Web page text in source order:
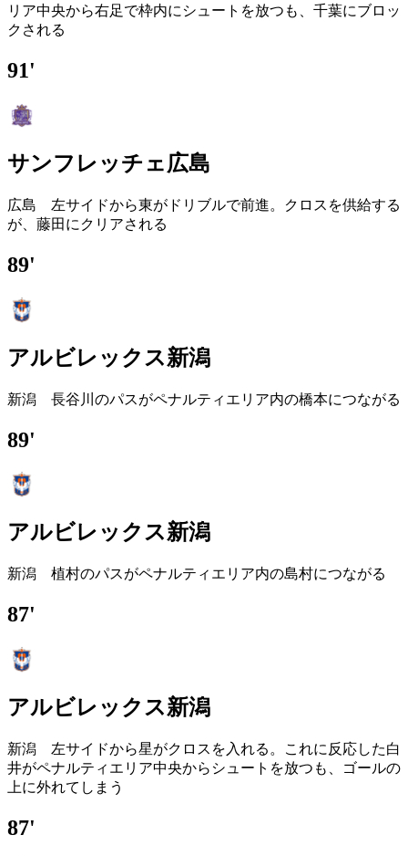
リア中央から右足で枠内にシュートを放つも、千葉にブロッ
クされる
91'
サンフレッチェ広島
広島 左サイドから東がドリブルで前進。クロスを供給する
が、藤田にクリアされる
89'
アルビレックス新潟
新潟 長谷川のパスがペナルティエリア内の橋本につながる
89'
アルビレックス新潟
新潟 植村のパスがペナルティエリア内の島村につながる
87'
アルビレックス新潟
新潟 左サイドから星がクロスを入れる。これに反応した白
井がペナルティエリア中央からシュートを放つも、ゴールの
上に外れてしまう
87'